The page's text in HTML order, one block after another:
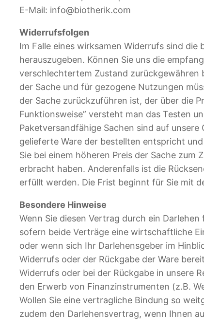
E-Mail:
moc.kirehtoib
@ofni
Widerrufsfolgen
Im Falle eines wirksamen Widerrufs sind
herauszugeben. Können Sie uns die
verschlechtertem Zustand zurückgewähren
der Sache und für gezogene Nutzungen
der Sache zurückzuführen ist, der über die
Funktionsweise” versteht man das Testen
Paketversandfähige Sachen sind auf
gelieferte Ware der bestellten entspricht
Sie bei einem höheren Preis der Sache
erbracht haben. Anderenfalls ist die
erfüllt werden. Die Frist beginnt für Sie mit
Besondere Hinweise
Wenn Sie diesen Vertrag durch ein
sofern beide Verträge eine wirtschaftliche
oder wenn sich Ihr Darlehensgeber im
Widerrufs oder der Rückgabe der Ware
Widerrufs oder bei der Rückgabe in unsere
den Erwerb von Finanzinstrumenten (z.B.
Wollen Sie eine vertragliche Bindung so
zudem den Darlehensvertrag, wenn Ihnen